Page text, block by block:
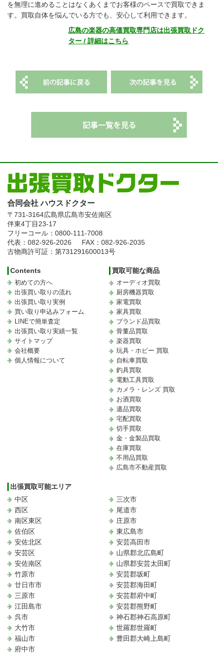
を無理に進めることはなくあくまでお客様のペースで買取できま
す。買取自体を悩んでいる方でも、安心して利用できます。
広島の楽器の高価買取専門店は出張買取ドク
ター / 詳細はこちら
合同会社 ハウスドクター
〒731-3164広島県広島市安佐南区
伴東4丁目23-17
フリーコール：0800-111-7008
代表：082-926-2026
FAX：082-926-2035
古物商許可証：第731291600013号
Contents
初めての方へ
出張買い取りの流れ
出張買い取り実例
買い取り申込みフォーム
LINEで簡単査定
出張買い取り実績一覧
サイトマップ
会社概要
個人情報について
買取可能な商品
オーディオ買取
厨房機器買取
家電買取
家具買取
ブランド品買取
骨董品買取
楽器買取
玩具・ホビー 買取
自転車買取
釣具買取
電動工具買取
カメラ・レンズ 買取
お酒買取
遺品買取
宅配買取
切手買取
金・金製品買取
在庫買取
不用品買取
広島市不動産買取
出張買取可能エリア
中区
西区
南区東区
佐伯区
安佐北区
安芸区
安佐南区
竹原市
廿日市市
三原市
江田島市
呉市
大竹市
福山市
府中市
三次市
尾道市
庄原市
東広島市
安芸高田市
山県郡北広島町
山県郡安芸太田町
安芸郡坂町
安芸郡海田町
安芸郡府中町
安芸郡熊野町
神石郡神石高原町
世羅郡世羅町
豊田郡大崎上島町